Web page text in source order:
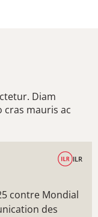
Diam
cras mauris ac
contre Mondial
des
ILR